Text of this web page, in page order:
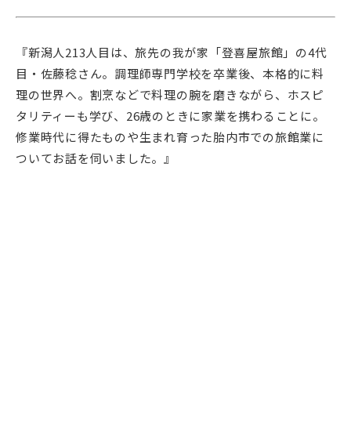
『新潟人213人目は、旅先の我が家「登喜屋旅館」の4代
目・佐藤稔さん。調理師専門学校を卒業後、本格的に料
理の世界へ。割烹などで料理の腕を磨きながら、ホスピ
タリティーも学び、26歳のときに家業を携わることに。
修業時代に得たものや生まれ育った胎内市での旅館業に
ついてお話を伺いました。』